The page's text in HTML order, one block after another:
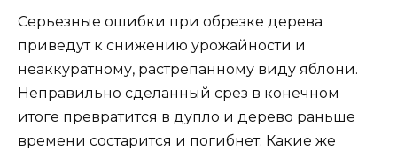
Серьезные ошибки при обрезке дерева
приведут к снижению урожайности и
неаккуратному, растрепанному виду яблони.
Неправильно сделанный срез в конечном
итоге превратится в дупло и дерево раньше
времени состарится и погибнет. Какие же